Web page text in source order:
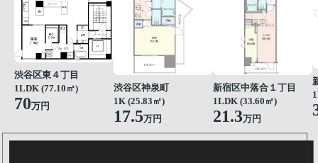
渋谷区東４丁目
1LDK (77.10㎡)
70万円
渋谷区神泉町
1K (25.83㎡)
17.5万円
新宿区中落合１丁目
1LDK (33.60㎡)
21.3万円